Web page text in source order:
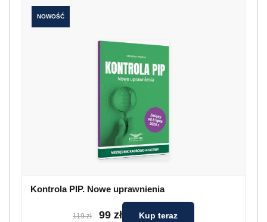
NOWOŚĆ
Kontrola PIP. Nowe uprawnienia
119 zł 99 zł Kup teraz